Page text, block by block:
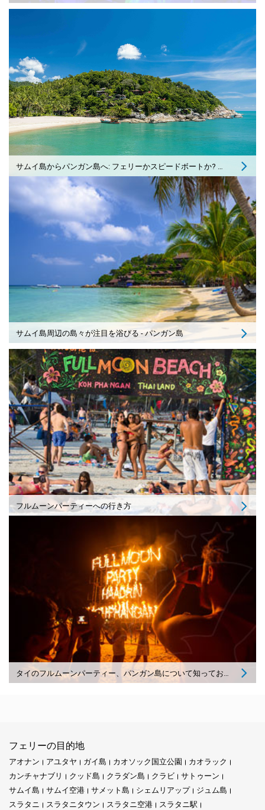
サムイ島周辺の島々が注目を浴びる - パンガン島
フルムーンパーティーへの行き方
フェリーの目的地
アオナン アユタヤ ガイ島 カオソック国立公園
カオラック
カンチャナブリ
クッド島 クラダン島 クラビ
サトゥーン
サムイ島
サムイ空港 サメット島 シェムリアップ
ジュム島
スラタニ
スラタニタウン スラタニ空港
スラタニ駅